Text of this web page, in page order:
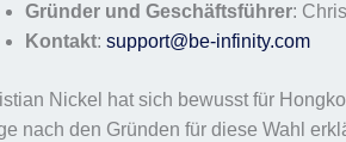
Gründer und Geschäftsführer:
Kontakt: support@be-infinity.com
Nickel hat sich bewusst für
nach den Gründen für diese Wahl